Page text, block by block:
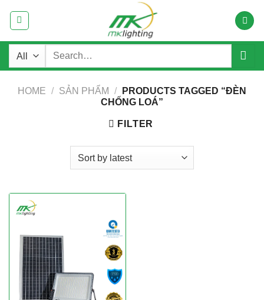
for:
HOME / SẢN PHẨM /
PRODUCTS TAGGED “ĐÈN
CHỐNG LOÁ”
FILTER